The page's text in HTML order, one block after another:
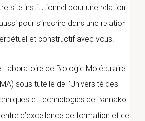
site institutionnel pour une relation
pour s’inscrire dans une relation
et constructif avec vous.
Laboratoire de Biologie Moléculaire
sous tutelle de l’Université des
et technologies de Bamako
d’excellence de formation et de